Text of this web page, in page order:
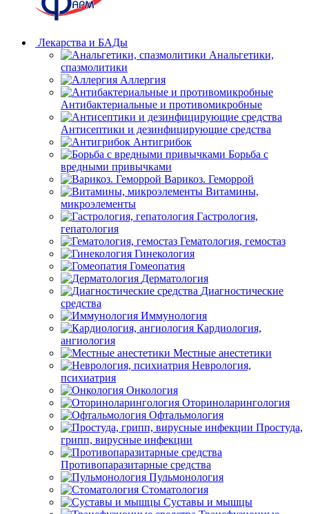
Лекарства и БАДы
Анальгетики,
спазмолитики
Аллергия
Антибактериальные и противомикробные
Антисептики и дезинфицирующие средства
Антигрибок
Борьба с
вредными привычками
Варикоз. Геморрой
Витамины,
микроэлементы
Гастрология,
гепатология
Гематология, гемостаз
Гинекология
Гомеопатия
Дерматология
Диагностические
средства
Иммунология
Кардиология,
ангиология
Местные анестетики
Неврология,
психиатрия
Онкология
Оториноларингология
Офтальмология
Простуда,
грипп, вирусные инфекции
Противопаразитарные средства
Пульмонология
Стоматология
Суставы и мышцы